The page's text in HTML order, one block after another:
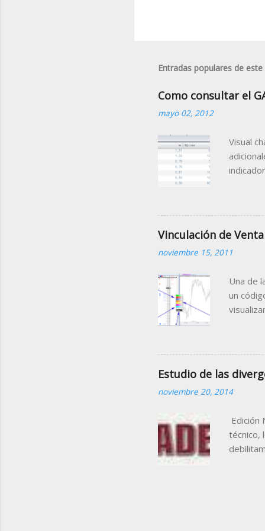
Entradas populares de
Como consultar el
mayo 02, 2012
Visual
la
de la
que
Tabla
Vinculación de
noviembre 15, 2011
Una de
un
el
que el
nueva
blanco
Estudio de las
noviembre 20, 2014
Edición
técnico,
que
los